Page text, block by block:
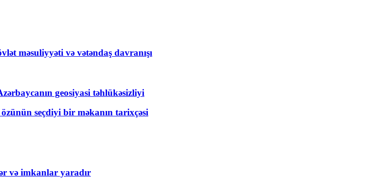
məsuliyyəti və vətəndaş davranışı
geosiyasi təhlükəsizliyi
seçdiyi bir məkanın tarixçəsi
və imkanlar yaradır